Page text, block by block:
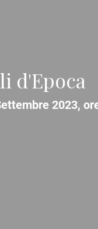
d'Epoca
2023,